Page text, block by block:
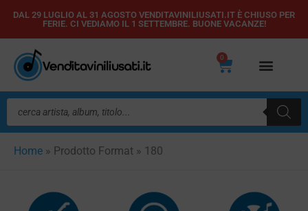
Vai
contenuto
DAL 29 LUGLIO AL 31 AGOSTO VENDITAVINILIUSATI.IT È CHIUSO PER
FERIE. CI VEDIAMO IL 1 SETTEMBRE. BUONE VACANZE!
0
Carrello
Ricerca
prodotti
Home » Prodotto Format » 180